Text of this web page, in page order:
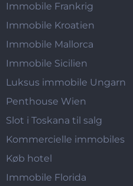
Immobile Frankrig
Immobile Kroatien
Immobile Mallorca
Immobile Sicilien
Luksus immobile Ungarn
Penthouse Wien
Slot i Toskana til salg
Kommercielle immobiles
Køb hotel
Immobile Florida